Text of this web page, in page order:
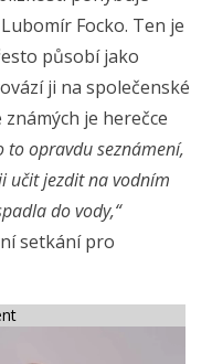
Focko. Ten je
působí jako
ji na společenské
je herečce
to opravdu seznámení,
učit jezdit na vodním
do vody,“
setkání pro